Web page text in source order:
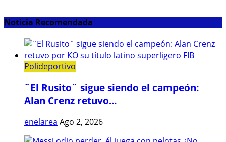
Noticia Recomendada
Polideportivo
¨El Rusito¨ sigue siendo el campeón:
Alan Crenz retuvo...
enelarea Ago 2, 2026